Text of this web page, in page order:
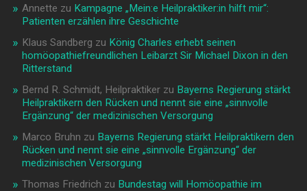
Annette zu Kampagne „Mein:e Heilpraktiker:in hilft mir“:
Patienten erzählen ihre Geschichte
Klaus Sandberg zu König Charles erhebt seinen
homöopathiefreundlichen Leibarzt Sir Michael Dixon in den
Ritterstand
Bernd R. Schmidt, Heilpraktikerzu Bayerns Regierung stärkt
Heilpraktikern den Rücken und nennt sie eine „sinnvolle
Ergänzung“ der medizinischen Versorgung
Marco Bruhn zu Bayerns Regierung stärkt Heilpraktikern den
Rücken und nennt sie eine „sinnvolle Ergänzung“ der
medizinischen Versorgung
Thomas Friedrich zu Bundestag will Homöopathie im